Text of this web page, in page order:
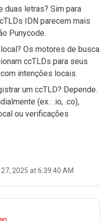
duas letras? Sim para
IDN parecem mais
Punycode.
Os motores de busca
ccTLDs para seus
intenções locais.
um ccTLD? Depende.
(ex.: .io, .co),
ou verificações
2025 at 6:39:40 AM